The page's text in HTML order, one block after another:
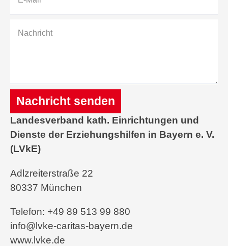
Nachricht senden
Alternative:
Landesverband kath. Einrichtungen und
Dienste der Erziehungshilfen in Bayern e. V.
(LVkE)
Adlzreiterstraße 22
80337 München
Telefon: +49 89 513 99 880
info@lvke-caritas-bayern.de
www.lvke.de